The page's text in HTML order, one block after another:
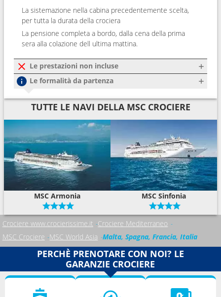
La sistemazione nella cabina precedentemente scelta,
per tutta la durata della crociera
La pensione completa a bordo, dalla cena della prima
sera alla colazione dell ultima mattina.
Le prestazioni non incluse
Le formalità da partenza
TUTTE LE NAVI DELLA MSC CROCIERE
MSC Armonia MSC Sinfonia
Crociere www.crocierissime.it Crociere Mediterraneo
MSC Crociere MSC World Asia Malta, Spagna, Francia, Italia
PERCHÈ PRENOTARE CON NOI? LE
GARANZIE CROCIERE